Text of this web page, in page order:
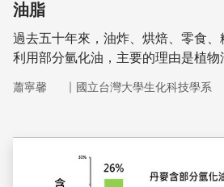
油脂
過去五十年來，油炸、烘焙、零食
利用部分氫化油，主要的理由是植
方便、具規模經濟而價廉。現在由於
蕭寧馨 ｜ 國立台灣大學生化科技學系